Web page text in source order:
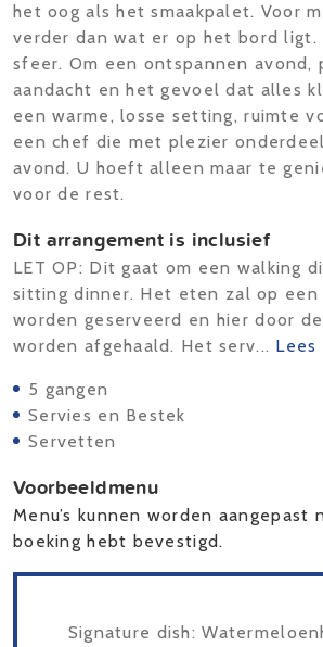
het oog als het smaakpalet. Voor
verder dan wat er op het bord ligt.
sfeer. Om een ontspannen avond,
aandacht en het gevoel dat alles
een warme, losse setting, ruimte
een chef die met plezier
avond. U hoeft alleen maar te
voor de rest.
Dit arrangement is inclusief
LET OP: Dit gaat om een walking
sitting dinner. Het eten zal op
worden geserveerd en hier door
worden afgehaald. Het serv... Lees
5 gangen
Servies en Bestek
Servetten
Voorbeeldmenu
Menu’s kunnen worden aangepast
boeking hebt bevestigd.
Signature dish: